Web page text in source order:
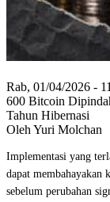
Rab, 01/04/2026 -
600 Bitcoin
Tahun Hibernasi
Oleh Yuri Molchan
Implementasi yang
dapat membahayakan
sebelum perubahan